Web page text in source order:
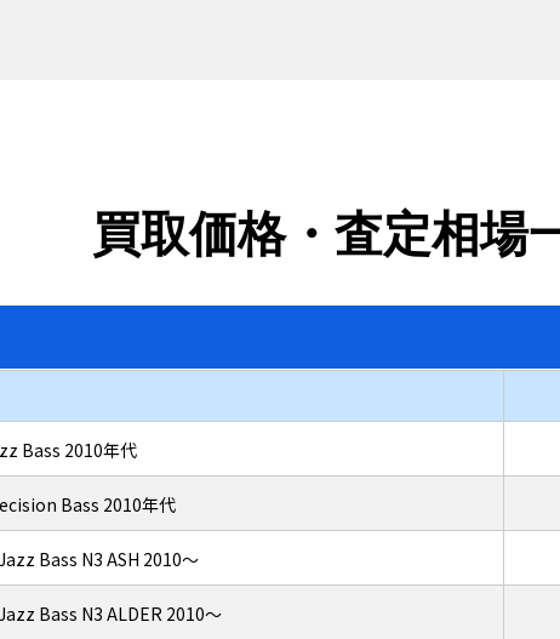
買取価格・査定相場
Bass 2010年代
Bass 2010年代
Bass N3 ASH 2010～
Bass N3 ALDER 2010～